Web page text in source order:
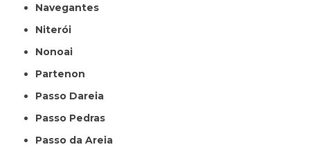
Navegantes
Niterói
Nonoai
Partenon
Passo Dareia
Passo Pedras
Passo da Areia